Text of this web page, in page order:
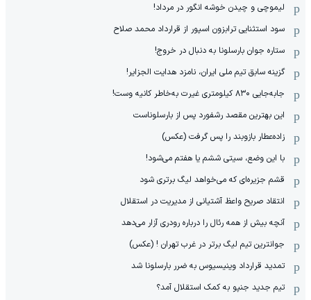
لیموچی و چیدن خوشه انگور در مرداد!
سود استثنایی ترابزون اسپور از قرارداد محمد صلاح
ستاره جوان بارسلونا به دنبال در خروج!
گزینه سابق تیم ملی ایران، نامزد هدایت الجزایر!
جابه‌جایی ۸۳۰ کیلومتری غیرت به‌خاطر کانیه وست!
این بهترین مقصد رشفورد پس از بارسلوناست
زاده‌عطار بازوبند را پس گرفت (عکس)
با این وضع، سیتی ششم یا هفتم می‌شود!
قشم جزیره‌ای که می‌خواهد لیگ برتری شود
انتقاد صریح واعظ آشتیانی از مدیریت در استقلال
آنچه بیش از همه رئال را درباره رودری آزار می‌دهد
جوانترین تیم لیگ برتر در غرب تهران ! (عکس)
تمدید قرارداد وینیسیوس به ضرر بارسلونا شد
تیم جدید جنپو به کمک استقلال آمد؟